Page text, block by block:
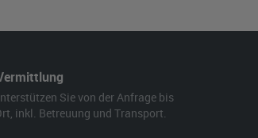
Sie von der Anfrage bis
inkl. Betreuung und Transport.